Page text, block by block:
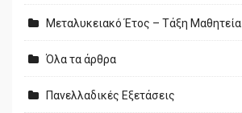
Μεταλυκειακό Έτος – Τάξη Μαθητεία
Όλα τα άρθρα
Πανελλαδικές Εξετάσεις